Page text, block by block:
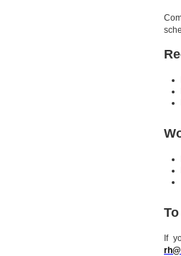
If